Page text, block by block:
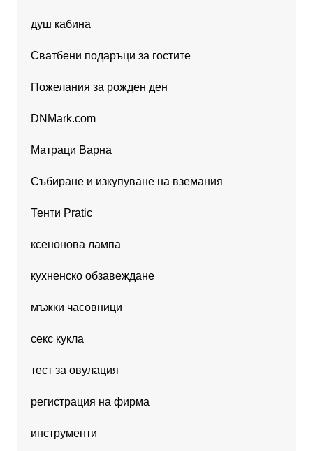
душ кабина
Сватбени подаръци за гостите
Пожелания за рожден ден
DNMark.com
Матраци Варна
Събиране и изкупуване на вземания
Тенти Pratic
ксенонова лампа
кухненско обзавеждане
мъжки часовници
секс кукла
тест за овулация
регистрация на фирма
инструменти